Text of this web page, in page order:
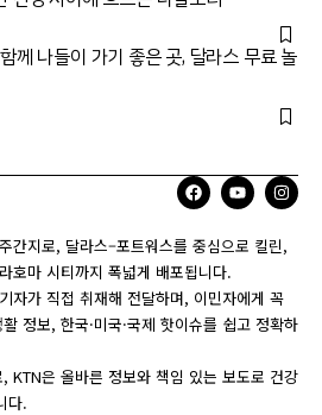
께 나들이 가기 좋은 곳, 달라스 무료 놀
간지로, 달라스–포트워스를 중심으로 킬린,
호마 시티까지 폭넓게 배포됩니다.
자가 직접 취재해 전달하며, 이민자에게 꼭
정보, 한국·미국·국제 핫이슈를 쉽고 정확하
KTN은 올바른 정보와 책임 있는 보도로 건강
다.